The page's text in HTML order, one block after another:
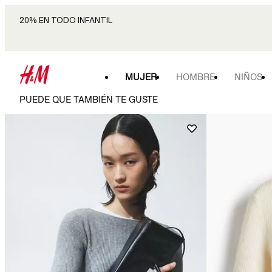
20% EN TODO INFANTIL
MUJER HOMBRE NIÑOS
PUEDE QUE TAMBIÉN TE GUSTE